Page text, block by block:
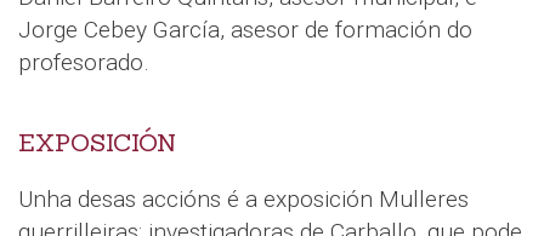
Jorge Cebey García, asesor de formación do
profesorado.
EXPOSICIÓN
Unha desas accións é a exposición Mulleres